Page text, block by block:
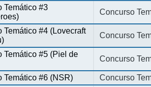
Temático #3
Concurso
Temático #4 (Lovecraft
Concurso
Temático #5 (Piel de
Concurso
Temático #6 (NSR) Concurso